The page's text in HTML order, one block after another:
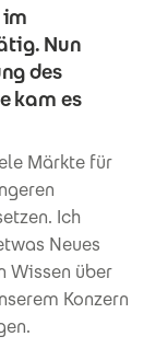
im
Nun
des
kam es
Märkte für
Ich
Neues
Wissen über
Konzern